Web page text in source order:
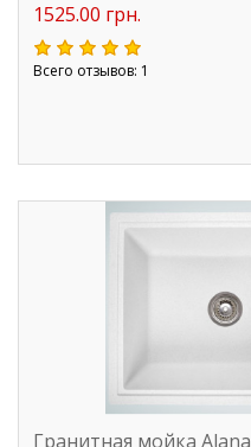
1525.00 грн.
Всего отзывов: 1
Гранитная мойка Alana